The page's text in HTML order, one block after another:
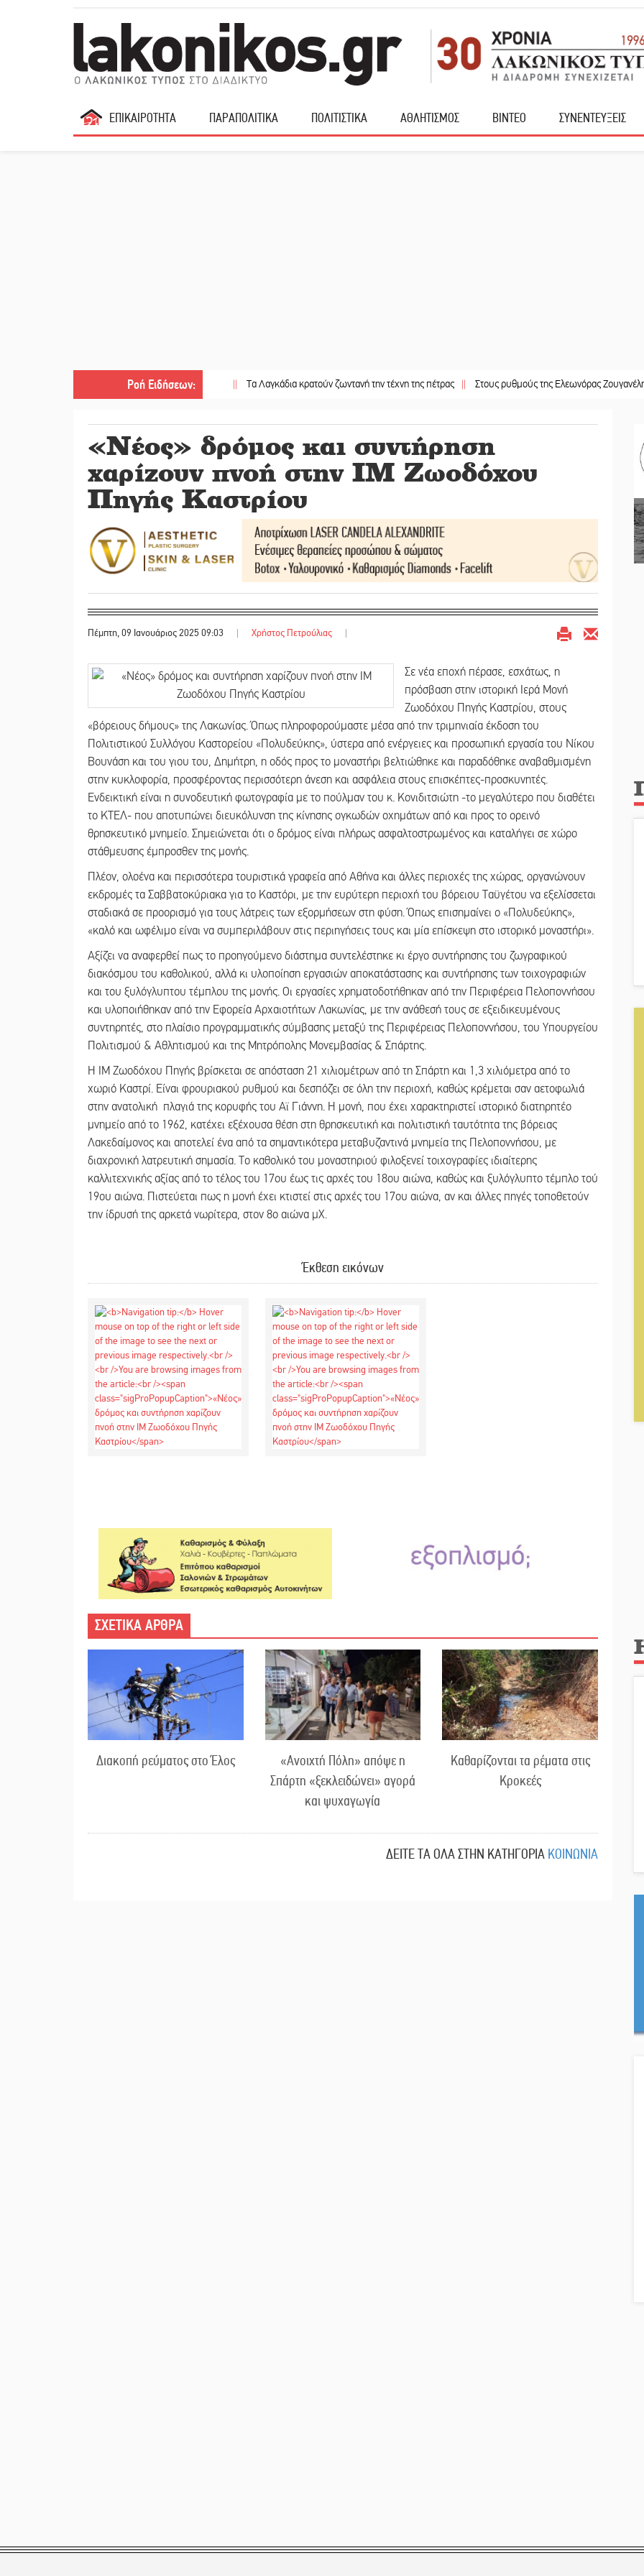
ΕΠΙΚΑΙΡΟΤΗΤΑ ΠΑΡΑΠΟΛΙΤΙΚΑ ΠΟΛΙΤΙΣΤΙΚΑ ΑΘΛΗΤΙΣΜΟΣ ΒΙΝΤΕΟ ΣΥΝΕΝΤΕΥΞΕΙΣ
Ροή Ειδήσεων:
|| Τα Λαγκάδια κρατούν ζωντανή την τέχνη της πέτρας || Στους ρυθμούς της Ελεωνόρας Ζουγανέλη το
«Νέος» δρόμος και συντήρηση
χαρίζουν πνοή στην ΙΜ Ζωοδόχου
Πηγής Καστρίου
Πέμπτη, 09 Ιανουάριος 2025 09:03 | Χρήστος Πετρούλιας |
Σε νέα εποχή πέρασε, εσχάτως, η
πρόσβαση στην ιστορική Ιερά Μονή
Ζωοδόχου Πηγής Καστρίου, στους
«βόρειους δήμους» της Λακωνίας. Όπως πληροφορούμαστε μέσα από την τριμηνιαία έκδοση του
Πολιτιστικού Συλλόγου Καστορείου «Πολυδεύκης», ύστερα από ενέργειες και προσωπική εργασία του Νίκου
Βουνάση και του γιου του, Δημήτρη, η οδός προς το μοναστήρι βελτιώθηκε και παραδόθηκε αναβαθμισμένη
στην κυκλοφορία, προσφέροντας περισσότερη άνεση και ασφάλεια στους επισκέπτες-προσκυνητές.
Ενδεικτική είναι η συνοδευτική φωτογραφία με το πούλμαν του κ. Κονιδιτσιώτη -το μεγαλύτερο που διαθέτει
το ΚΤΕΛ- που αποτυπώνει διευκόλυνση της κίνησης ογκωδών οχημάτων από και προς το ορεινό
θρησκευτικό μνημείο. Σημειώνεται ότι ο δρόμος είναι πλήρως ασφαλτοστρωμένος και καταλήγει σε χώρο
στάθμευσης έμπροσθεν της μονής.
Πλέον, ολοένα και περισσότερα τουριστικά γραφεία από Αθήνα και άλλες περιοχές της χώρας, οργανώνουν
εκδρομές τα Σαββατοκύριακα για το Καστόρι, με την ευρύτερη περιοχή του βόρειου Ταϋγέτου να εξελίσσεται
σταδιακά σε προορισμό για τους λάτρεις των εξορμήσεων στη φύση. Όπως επισημαίνει ο «Πολυδεύκης»,
«καλό και ωφέλιμο είναι να συμπεριλάβουν στις περιηγήσεις τους και μία επίσκεψη στο ιστορικό μοναστήρι».
Αξίζει να αναφερθεί πως το προηγούμενο διάστημα συντελέστηκε κι έργο συντήρησης του ζωγραφικού
διακόσμου του καθολικού, αλλά κι υλοποίηση εργασιών αποκατάστασης και συντήρησης των τοιχογραφιών
και του ξυλόγλυπτου τέμπλου της μονής. Οι εργασίες χρηματοδοτήθηκαν από την Περιφέρεια Πελοποννήσου
και υλοποιήθηκαν από την Εφορεία Αρχαιοτήτων Λακωνίας, με την ανάθεσή τους σε εξειδικευμένους
συντηρητές, στο πλαίσιο προγραμματικής σύμβασης μεταξύ της Περιφέρειας Πελοποννήσου, του Υπουργείου
Πολιτισμού & Αθλητισμού και της Μητρόπολης Μονεμβασίας & Σπάρτης.
Η ΙΜ Ζωοδόχου Πηγής βρίσκεται σε απόσταση 21 χιλιομέτρων από τη Σπάρτη και 1,3 χιλιόμετρα από το
χωριό Καστρί. Είναι φρουριακού ρυθμού και δεσπόζει σε όλη την περιοχή, καθώς κρέμεται σαν αετοφωλιά
στην ανατολική πλαγιά της κορυφής του Αϊ Γιάννη. Η μονή, που έχει χαρακτηριστεί ιστορικό διατηρητέο
μνημείο από το 1962, κατέχει εξέχουσα θέση στη θρησκευτική και πολιτιστική ταυτότητα της βόρειας
Λακεδαίμονος και αποτελεί ένα από τα σημαντικότερα μεταβυζαντινά μνημεία της Πελοποννήσου, με
διαχρονική λατρευτική σημασία. Το καθολικό του μοναστηριού φιλοξενεί τοιχογραφίες ιδιαίτερης
καλλιτεχνικής αξίας από το τέλος του 17ου έως τις αρχές του 18ου αιώνα, καθώς και ξυλόγλυπτο τέμπλο τού
19ου αιώνα. Πιστεύεται πως η μονή έχει κτιστεί στις αρχές του 17ου αιώνα, αν και άλλες πηγές τοποθετούν
την ίδρυσή της αρκετά νωρίτερα, στον 8ο αιώνα μΧ.
Έκθεση εικόνων
ΣΧΕΤΙΚΑ ΑΡΘΡΑ
Διακοπή ρεύματος στο Έλος
«Ανοιχτή Πόλη» απόψε η
Σπάρτη «ξεκλειδώνει» αγορά
και ψυχαγωγία
Καθαρίζονται τα ρέματα στις
Κροκεές
ΔΕΙΤΕ ΤΑ ΟΛΑ ΣΤΗΝ ΚΑΤΗΓΟΡΙΑ ΚΟΙΝΩΝΙΑ